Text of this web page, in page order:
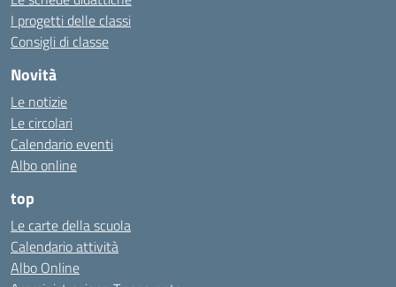
I progetti delle classi
Consigli di classe
Novità
Le notizie
Le circolari
Calendario eventi
Albo online
top
Le carte della scuola
Calendario attività
Albo Online